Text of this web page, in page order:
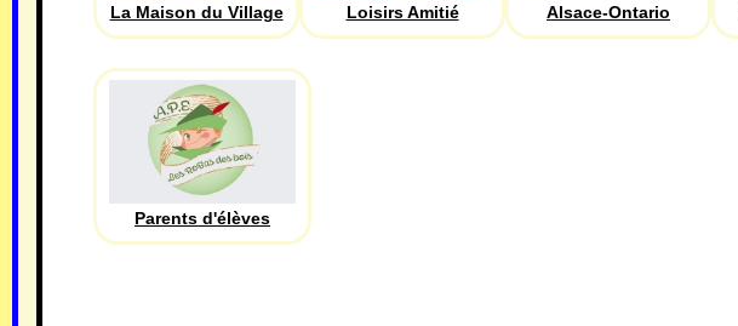
La Maison du Village Loisirs Amitié Alsace-Ontario
Parents d'élèves